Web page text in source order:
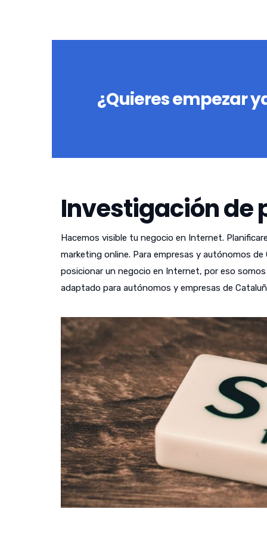
¿Quieres empezar
Investigación de
Hacemos visible tu negocio en Internet.
marketing online. Para empresas y autónomos
posicionar un negocio en Internet, por eso
adaptado para autónomos y empresas de